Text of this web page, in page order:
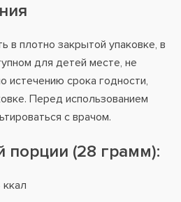
в плотно закрытой упаковке, в
для детей месте, не
истечению срока годности,
Перед использованием
с врачом.
порции (28 грамм):